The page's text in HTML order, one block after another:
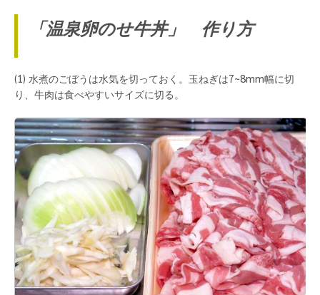
「温泉卵のせ牛丼」 作り方
(1) 水煮のごぼうは水気を切っておく。玉ねぎは7~8mm幅に切
り、牛肉は食べやすいサイズに切る。